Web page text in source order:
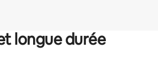
longue durée